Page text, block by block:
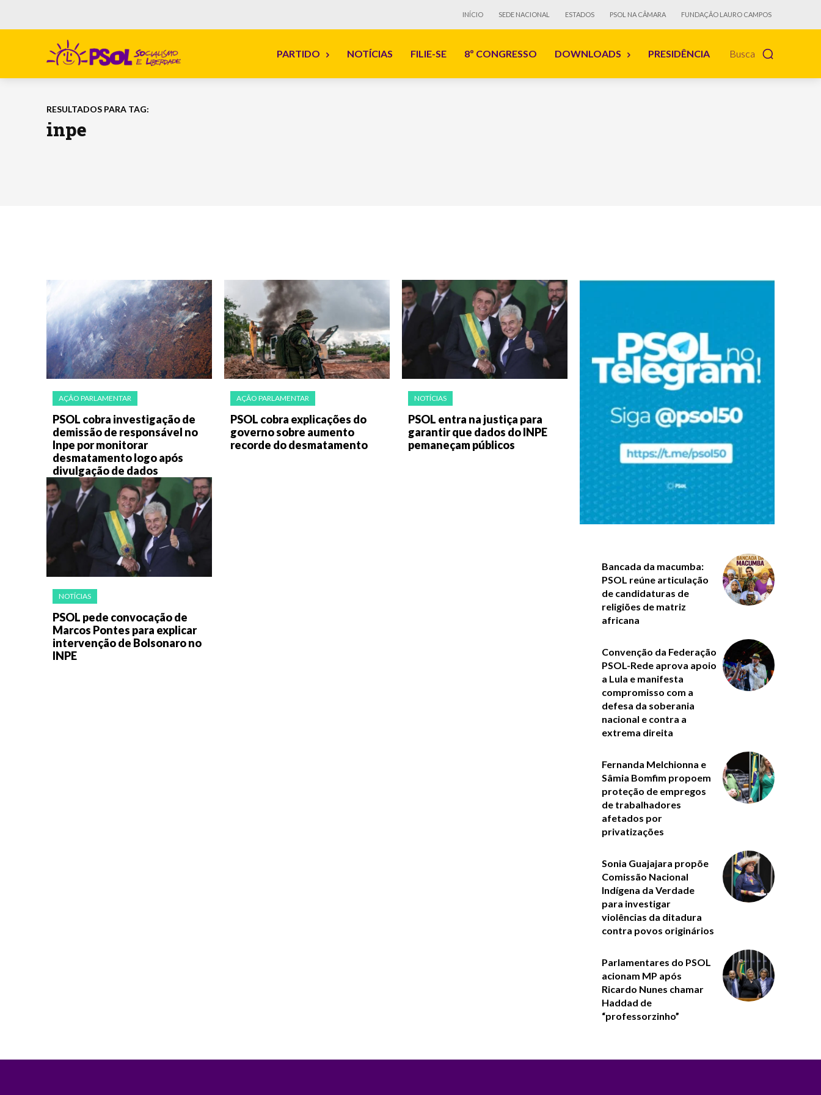
INÍCIO SEDE NACIONAL ESTADOS PSOL NA CÂMARA FUNDAÇÃO LAURO CAMPOS
Busca
PARTIDO NOTÍCIAS FILIE-SE 8º CONGRESSO DOWNLOADS PRESIDÊNCIA
RESULTADOS PARA TAG:
inpe
AÇÃO PARLAMENTAR
PSOL cobra investigação de
demissão de responsável no
Inpe por monitorar
desmatamento logo após
divulgação de dados
AÇÃO PARLAMENTAR
PSOL cobra explicações do
governo sobre aumento
recorde do desmatamento
NOTÍCIAS
PSOL entra na justiça para
garantir que dados do INPE
pemaneçam públicos
NOTÍCIAS
PSOL pede convocação de
Marcos Pontes para explicar
intervenção de Bolsonaro no
INPE
Bancada da macumba:
PSOL reúne articulação
de candidaturas de
religiões de matriz
africana
Convenção da Federação
PSOL-Rede aprova apoio
a Lula e manifesta
compromisso com a
defesa da soberania
nacional e contra a
extrema direita
Fernanda Melchionna e
Sâmia Bomfim propoem
proteção de empregos
de trabalhadores
afetados por
privatizações
Sonia Guajajara propõe
Comissão Nacional
Indígena da Verdade
para investigar
violências da ditadura
contra povos originários
Parlamentares do PSOL
acionam MP após
Ricardo Nunes chamar
Haddad de
“professorzinho”